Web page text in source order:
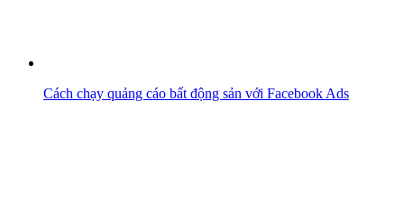
Cách chạy quảng cáo bất động sản với Facebook Ads